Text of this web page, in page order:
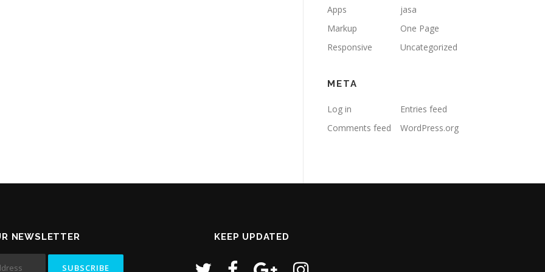
Apps
jasa
Markup
One Page
Responsive
Uncategorized
META
Log in
Entries feed
Comments feed
WordPress.org
NEWSLETTER KEEP UPDATED